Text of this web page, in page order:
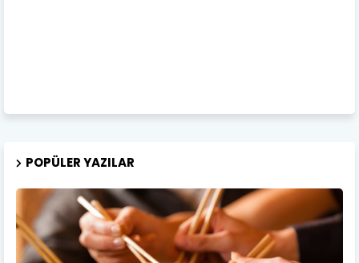
POPÜLER YAZILAR